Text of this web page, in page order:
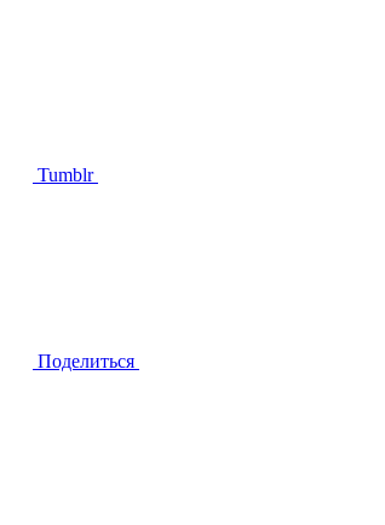
Tumblr
Поделиться